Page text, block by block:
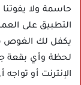
حاسمة ولا يفوتنا
التطبيق على
يكفل لك الغوص
لحظة وأي بقعة
الإنترنت أو